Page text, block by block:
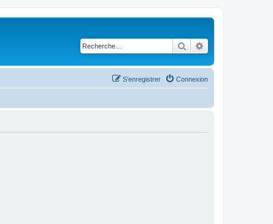
Rechercher
Connexion
S’enregistrer